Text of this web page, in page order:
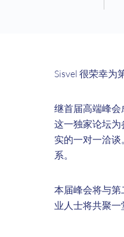
Sisvel 很荣幸为
继首届高端峰会
这一独家论坛
实的一对一洽
系。
本届峰会将与
业人士将共聚一